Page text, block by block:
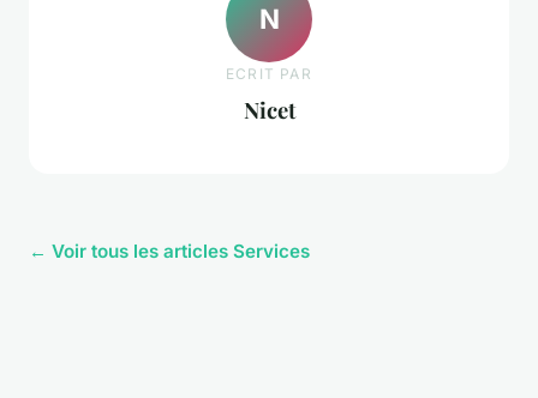
N
ECRIT PAR
Nicet
← Voir tous les articles Services